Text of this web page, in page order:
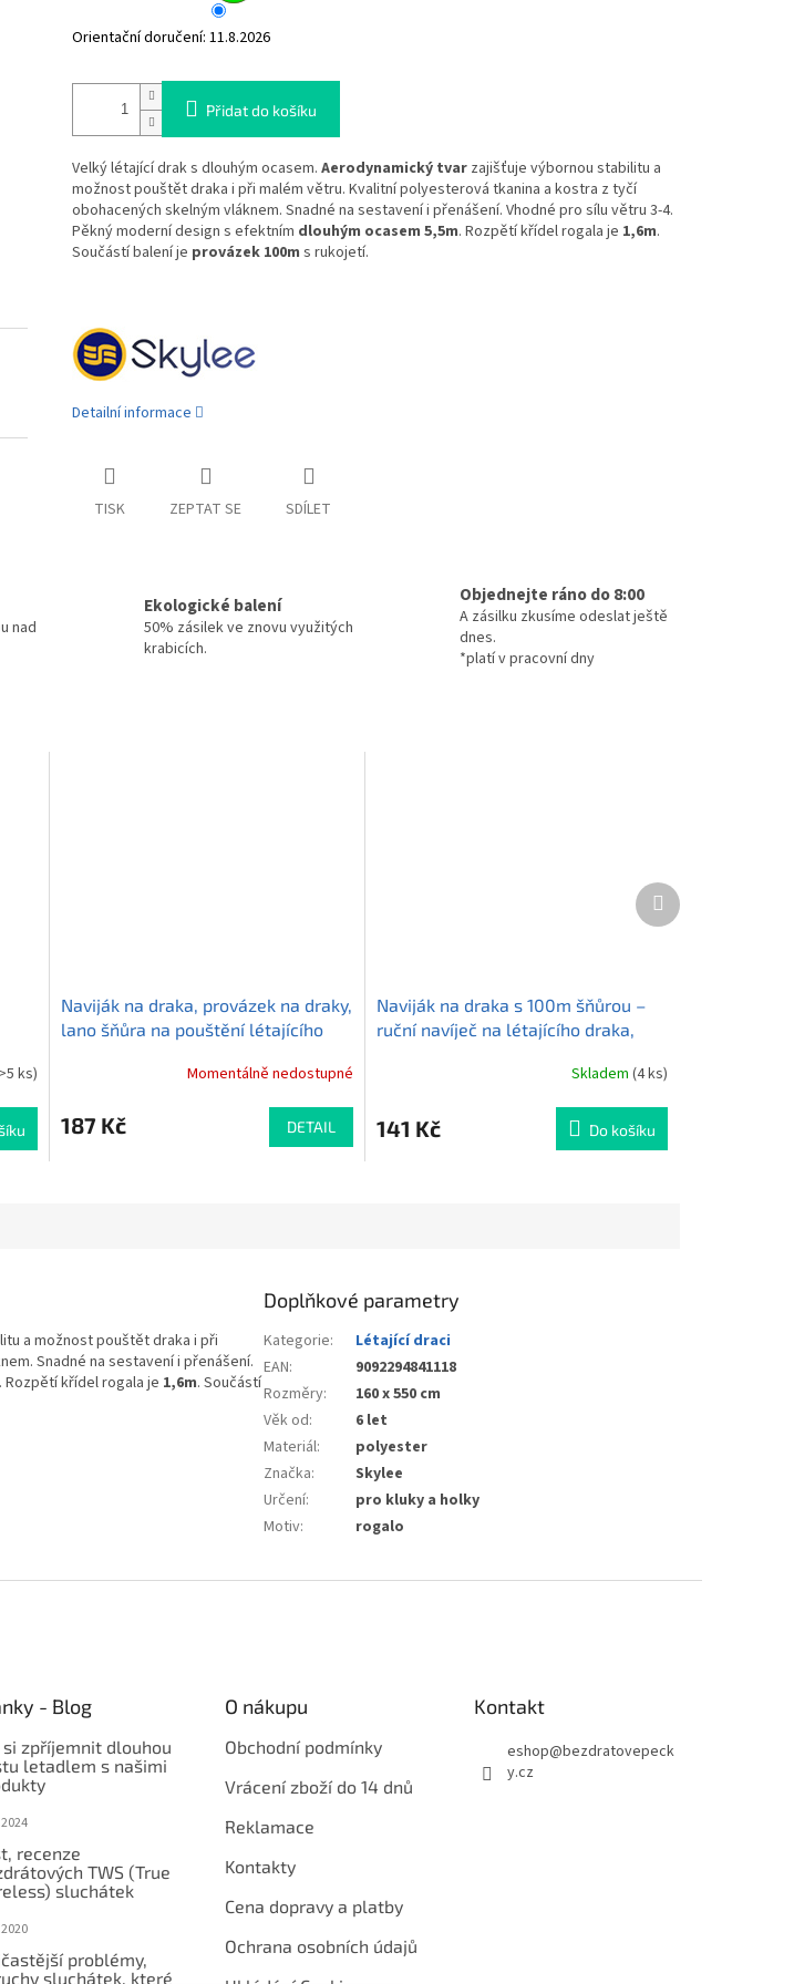
Orientační doručení: 11.8.2026
Přidat do košíku
Velký létající drak s dlouhým ocasem. Aerodynamický tvar zajišťuje výbornou stabilitu a
možnost pouštět draka i při malém větru. Kvalitní polyesterová tkanina a kostra z tyčí
obohacených skelným vláknem. Snadné na sestavení i přenášení. Vhodné pro sílu větru 3-4.
Pěkný moderní design s efektním dlouhým ocasem 5,5m. Rozpětí křídel rogala je 1,6m.
Součástí balení je provázek 100m s rukojetí.
Detailní informace
TISK ZEPTAT SE SDÍLET
nad
Ekologické balení
50% zásilek ve znovu využitých
krabicích.
Objednejte ráno do 8:00
A zásilku zkusíme odeslat ještě
dnes.
*platí v pracovní dny
ks)
Naviják na draka, provázek na draky,
lano šňůra na pouštění létajícího
produktu
je
Momentálně nedostupné
187 Kč DETAIL
Naviják na draka s 100m šňůrou –
ruční navíječ na létajícího draka,
Skladem (4 ks)
141 Kč Do košíku
Další
produkt
a možnost pouštět draka i při
Snadné na sestavení i přenášení.
. Rozpětí křídel rogala je 1,6m. Součástí
Doplňkové parametry
Kategorie:
Létající draci
EAN:
9092294841118
Rozměry:
160 x 550 cm
Věk od:
6 let
Materiál:
polyester
Značka:
Skylee
Určení:
pro kluky a holky
Motiv: rogalo
- Blog
si zpříjemnit dlouhou
letadlem s našimi
recenze
TWS (True
sluchátek
problémy,
sluchátek, které
O nákupu
Obchodní podmínky
Vrácení zboží do 14 dnů
Reklamace
Kontakty
Cena dopravy a platby
Ochrana osobních údajů
Kontakt
eshop@bezdratovepeck
y.cz